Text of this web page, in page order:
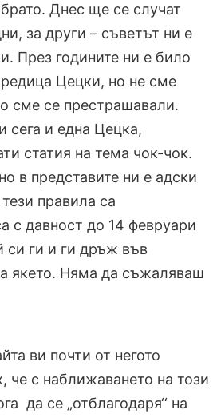
Днес ще се случат
за други – съветът ни е
През годините ни е било
Цецки, но не сме
сме се престрашавали.
сега и една Цецка,
статия на тема чок-чок.
в представите ни е адски
правила са
с давност до 14 февруари
си ги и ги дръж във
якето. Няма да съжаляваш
ви почти от негото
че с наближаването на този
да се „отблагодаря‘‘ на